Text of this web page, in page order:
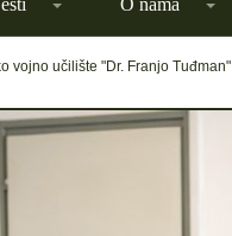
O nama
vojno učilište "Dr. Franjo Tuđman"